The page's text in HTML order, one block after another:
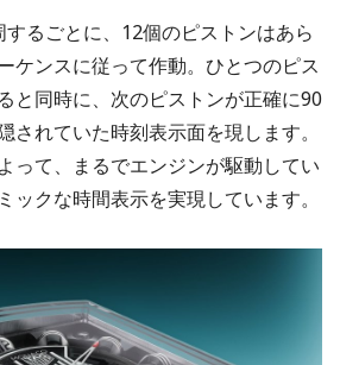
るごとに、12個のピストンはあら
ケンスに従って作動。ひとつのピス
と同時に、次のピストンが正確に90
されていた時刻表示面を現します。
って、まるでエンジンが駆動してい
ックな時間表示を実現しています。